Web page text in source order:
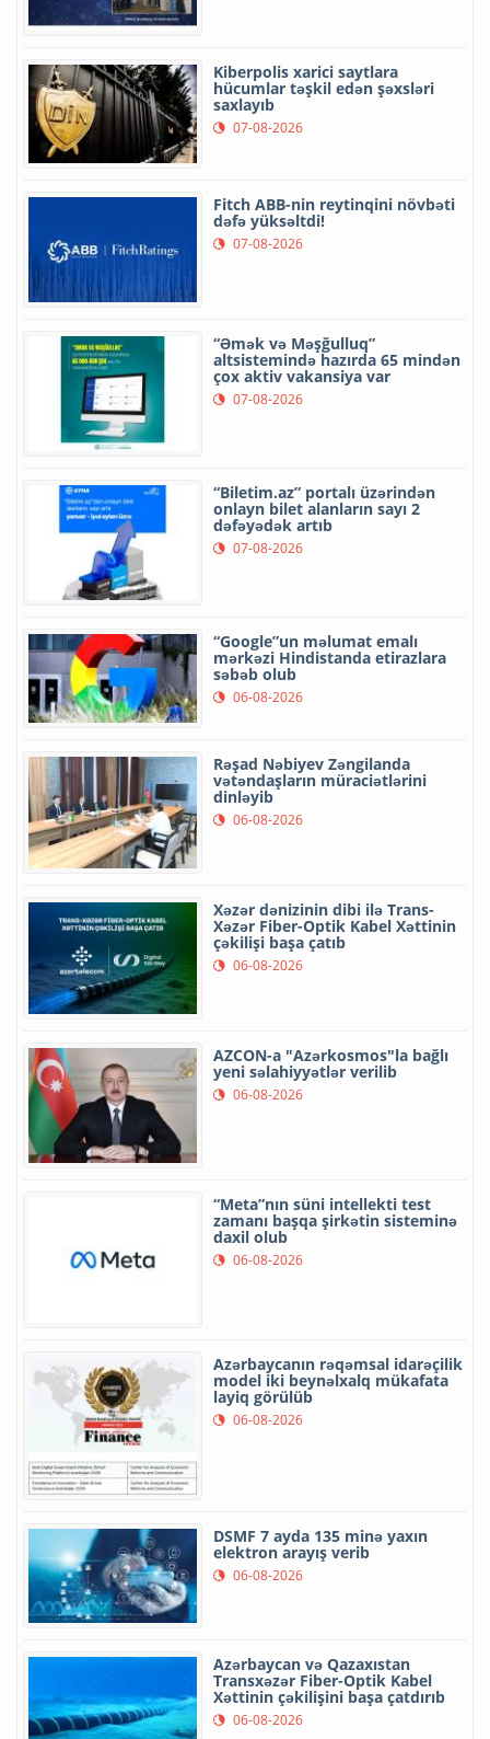
Kiberpolis xarici saytlara
hücumlar təşkil edən şəxsləri
saxlayıb
07-08-2026
Fitch ABB-nin reytinqini növbəti
dəfə yüksəltdi!
07-08-2026
“Əmək və Məşğulluq”
altsistemində hazırda 65 mindən
çox aktiv vakansiya var
07-08-2026
“Biletim.az” portalı üzərindən
onlayn bilet alanların sayı 2
dəfəyədək artıb
07-08-2026
“Google”un məlumat emalı
mərkəzi Hindistanda etirazlara
səbəb olub
06-08-2026
Rəşad Nəbiyev Zəngilanda
vətəndaşların müraciətlərini
dinləyib
06-08-2026
Xəzər dənizinin dibi ilə Trans-
Xəzər Fiber-Optik Kabel Xəttinin
çəkilişi başa çatıb
06-08-2026
AZCON-a "Azərkosmos"la bağlı
yeni səlahiyyətlər verilib
06-08-2026
“Meta”nın süni intellekti test
zamanı başqa şirkətin sisteminə
daxil olub
06-08-2026
Azərbaycanın rəqəmsal idarəçilik
model iki beynəlxalq mükafata
layiq görülüb
06-08-2026
DSMF 7 ayda 135 minə yaxın
elektron arayış verib
06-08-2026
Azərbaycan və Qazaxıstan
Transxəzər Fiber-Optik Kabel
Xəttinin çəkilişini başa çatdırıb
06-08-2026